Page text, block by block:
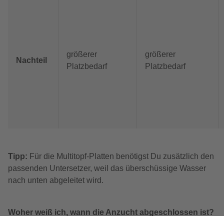
Nachteil
größerer
Platzbedarf
größerer
Platzbedarf
Tipp: Für die Multitopf-Platten benötigst Du zusätzlich den
passenden Untersetzer, weil das überschüssige Wasser
nach unten abgeleitet wird.
Woher weiß ich, wann die Anzucht abgeschlossen ist?